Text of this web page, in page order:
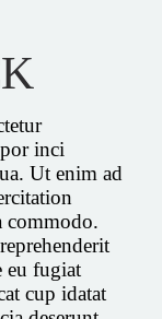
inci
Ut enim ad
commodo.
eu fugiat
cup idatat